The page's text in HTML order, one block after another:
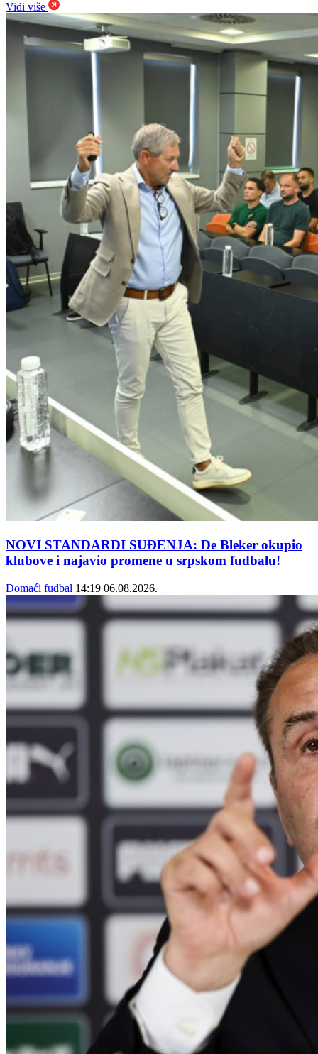
Vidi više
NOVI STANDARDI SUĐENJA: De Bleker okupio
klubove i najavio promene u srpskom fudbalu!
Domaći fudbal 14:19 06.08.2026.